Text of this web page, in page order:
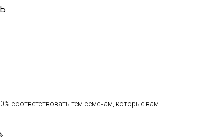
соответствовать тем семенам, которые вам